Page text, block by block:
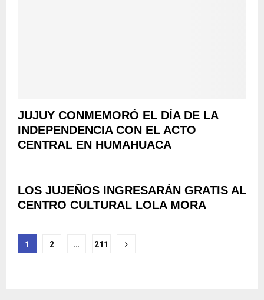
JUJUY CONMEMORÓ EL DÍA DE LA
INDEPENDENCIA CON EL ACTO
CENTRAL EN HUMAHUACA
LOS JUJEÑOS INGRESARÁN GRATIS AL
CENTRO CULTURAL LOLA MORA
Navegación
1 2 … 211